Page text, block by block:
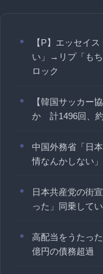
【P】エッセイ
い」→リプ「も
ロック
【韓国サッカー
か 計1496回、約
中国外務省「日
情なんかしない」
日本共産党の街
った」同乗して
高配当をうたっ
億円の債務超過